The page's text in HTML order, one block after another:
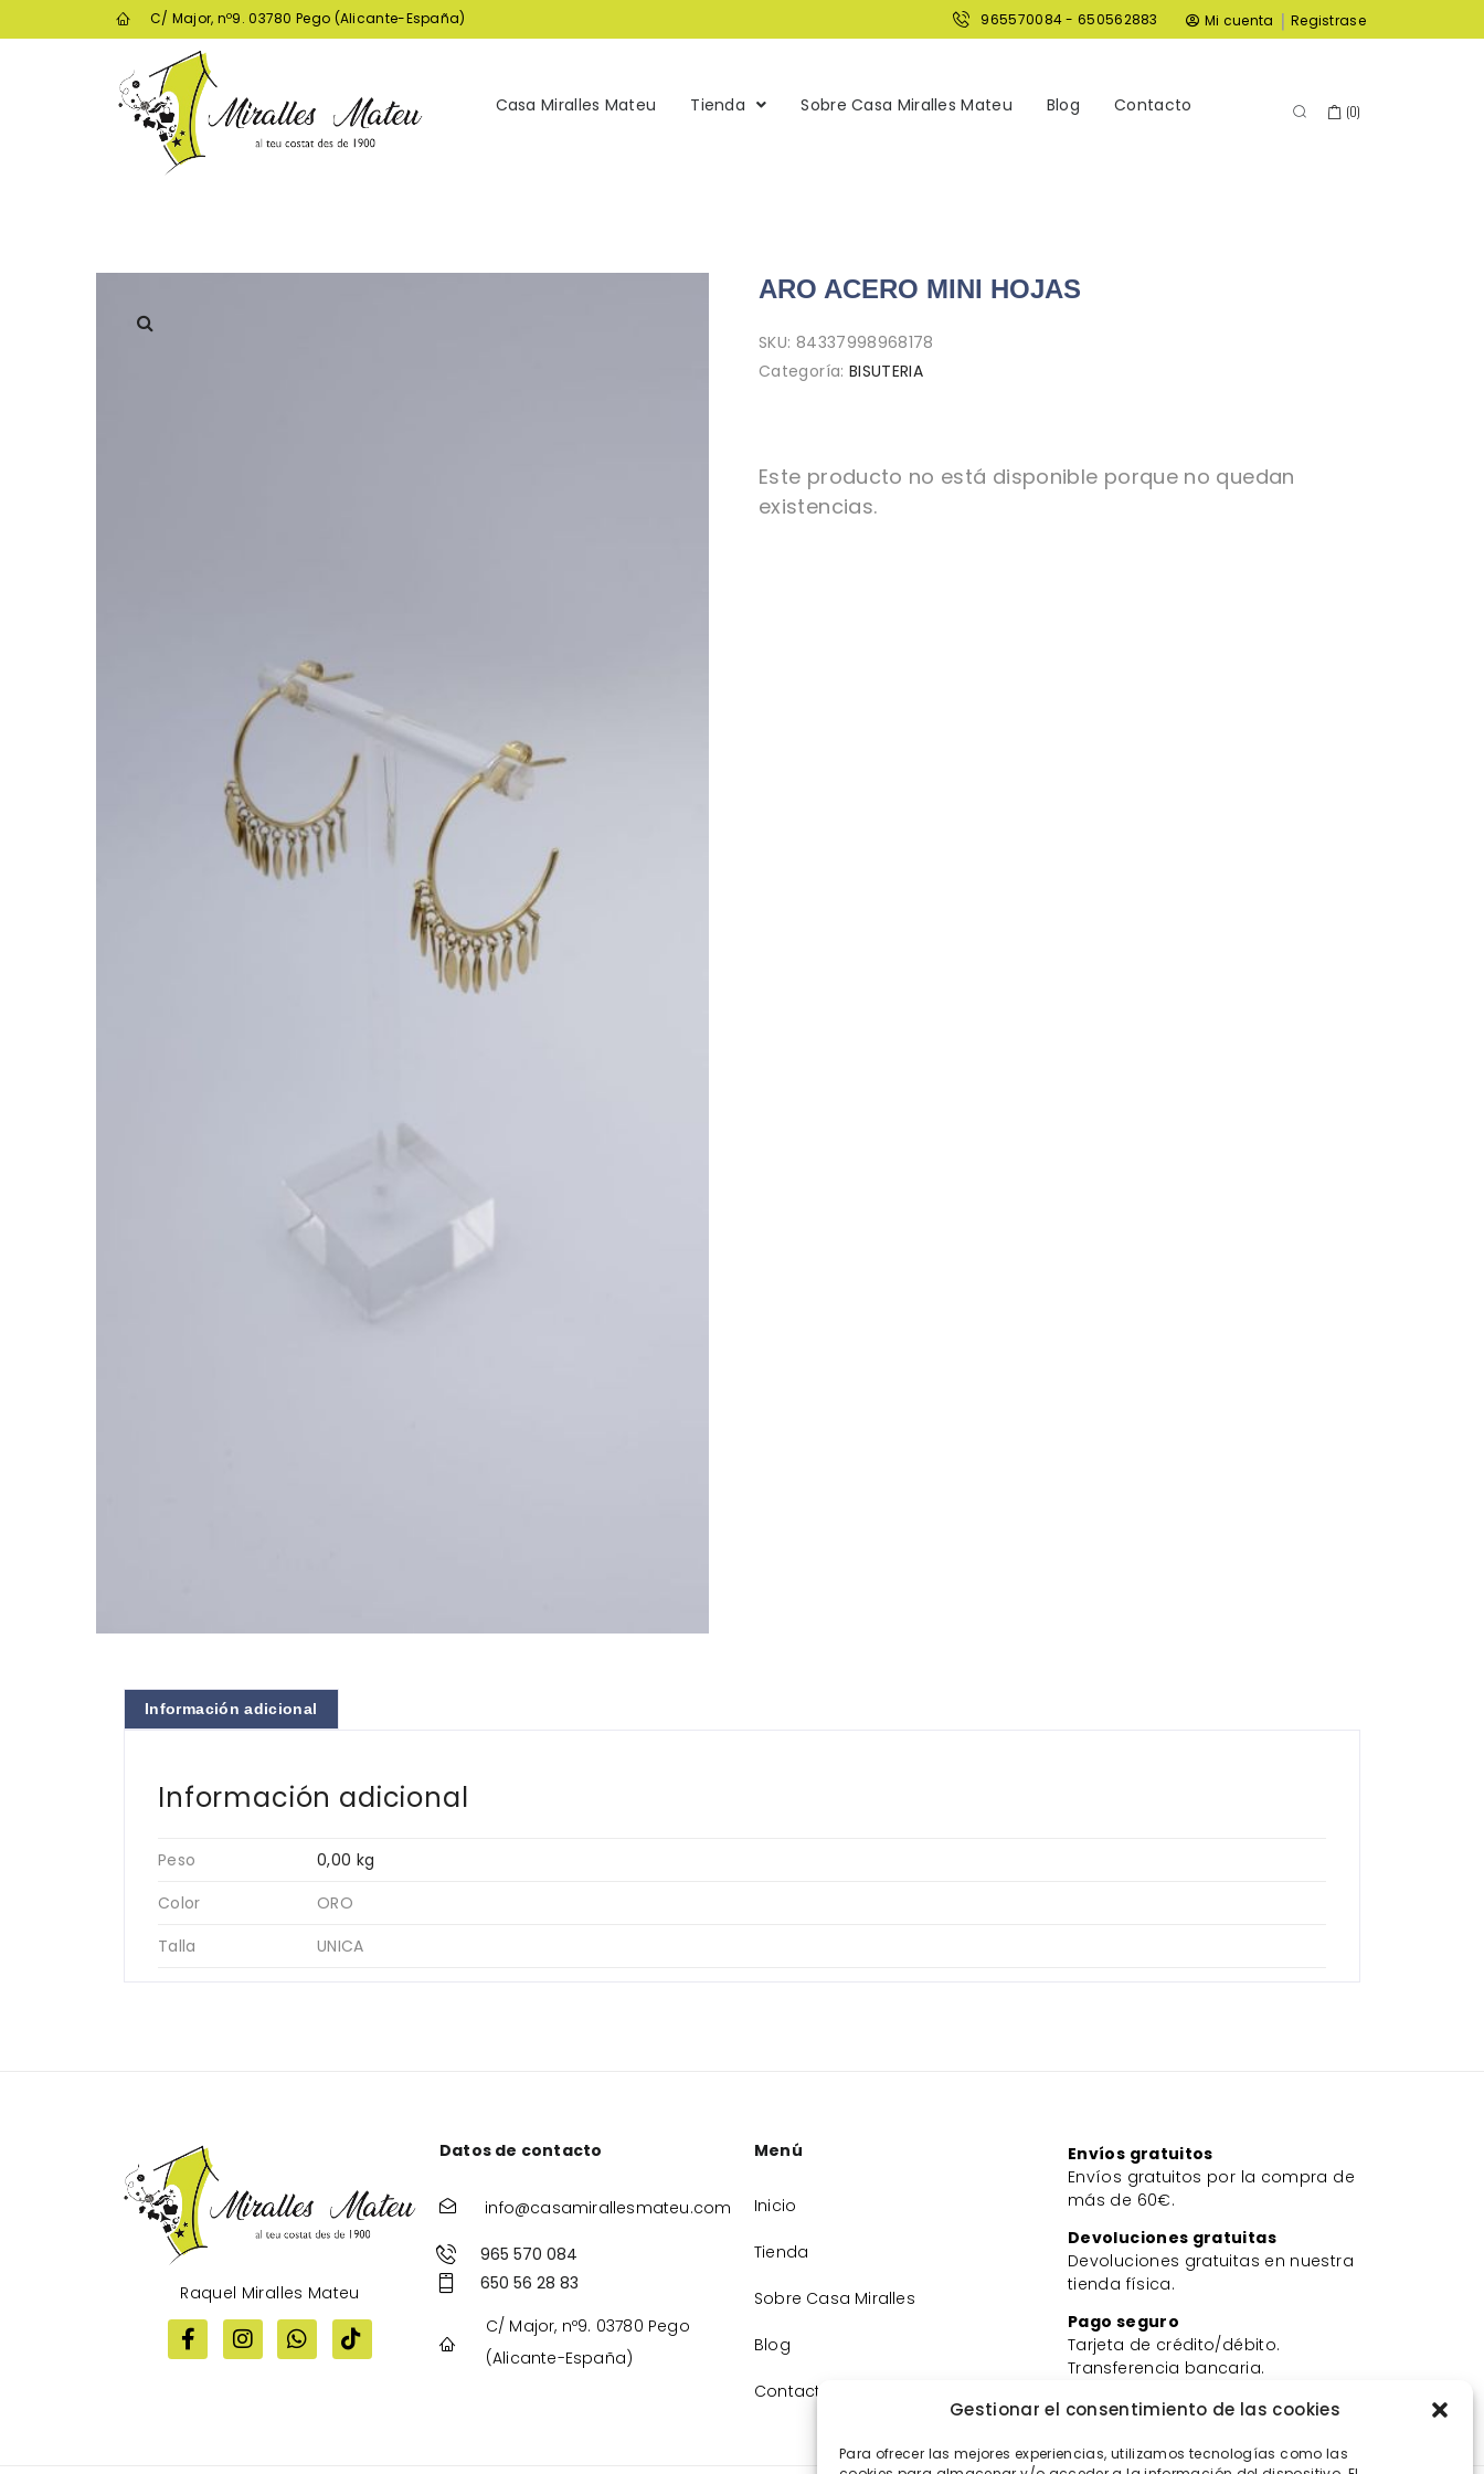
Gestionar el consentimiento de las cookies
Para ofrecer las mejores experiencias, utilizamos tecnologías como las
C/ Major, nº9. 03780 Pego (Alicante-España) 965570084 - 650562883 Mi cuenta | Registrase
Casa Miralles Mateu Tienda Sobre Casa Miralles Mateu Blog Contacto (0)
ARO ACERO MINI HOJAS
SKU: 84337998968178
Categoría: BISUTERIA
Este producto no está disponible porque no quedan
existencias.
Información adicional
Información adicional
Peso
0,00 kg
Color
ORO
Talla
UNICA
Raquel Miralles Mateu
Datos de contacto
info@casamirallesmateu.com
965 570 084
650 56 28 83
C/ Major, nº9. 03780 Pego
(Alicante-España)
Menú
Inicio
Tienda
Sobre Casa Miralles
Blog
Contacto
Envíos gratuitos
Envíos gratuitos por la compra de
más de 60€.
Devoluciones gratuitas
Devoluciones gratuitas en nuestra
tienda física.
Pago seguro
Tarjeta de crédito/débito.
Transferencia bancaria.